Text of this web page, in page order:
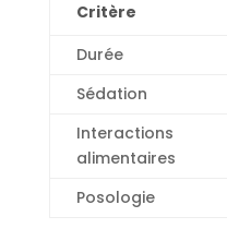
Critère
Durée
Sédation
Interactions
alimentaires
Posologie